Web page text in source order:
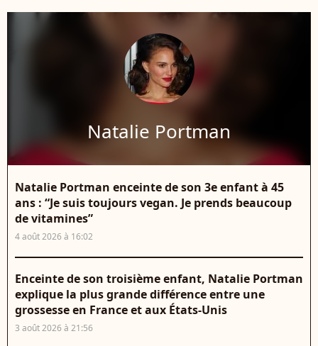
Natalie Portman
Natalie Portman enceinte de son 3e enfant à 45
ans : “Je suis toujours vegan. Je prends beaucoup
de vitamines”
4 août 2026 à 16:02
Enceinte de son troisième enfant, Natalie Portman
explique la plus grande différence entre une
grossesse en France et aux États-Unis
3 août 2026 à 21:56